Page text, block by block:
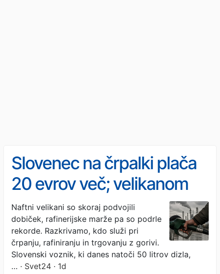
Slovenec na črpalki plača
20 evrov več; velikanom
pa skoraj dvojni dobiček
Naftni velikani so skoraj podvojili
dobiček, rafinerijske marže pa so podrle
rekorde. Razkrivamo, kdo služi pri
črpanju, rafiniranju in trgovanju z gorivi.
Slovenski voznik, ki danes natoči 50 litrov dizla,
… · Svet24 · 1d